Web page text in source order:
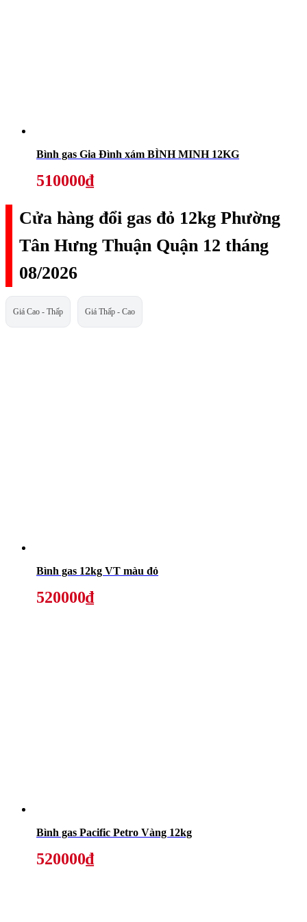
Bình gas Gia Đình xám BÌNH MINH 12KG
510000₫
Cửa hàng đổi gas đỏ 12kg Phường
Tân Hưng Thuận Quận 12 tháng
08/2026
Giá Cao - Thấp Giá Thấp - Cao
Bình gas 12kg VT màu đỏ
520000₫
Bình gas Pacific Petro Vàng 12kg
520000₫